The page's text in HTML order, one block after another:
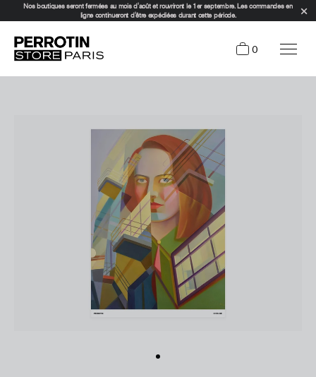
Nos boutiques seront fermées au mois d'août et rouvriront le 1er septembre. Les commandes en
ligne continueront d'être expédiées durant cette période.
0